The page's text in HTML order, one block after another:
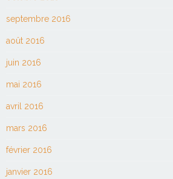
septembre 2016
août 2016
juin 2016
mai 2016
avril 2016
mars 2016
février 2016
janvier 2016